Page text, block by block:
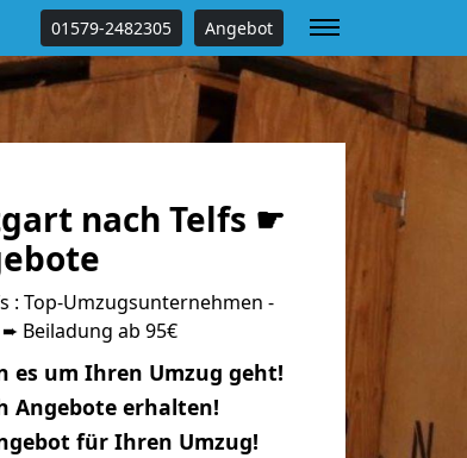
01579-2482305 Angebot
nach Telfs ☛
: Top-Umzugsunternehmen -
Beiladung ab 95€
es um Ihren Umzug geht!
Angebote erhalten!
für Ihren Umzug!